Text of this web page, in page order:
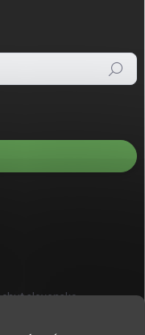
Hľadať